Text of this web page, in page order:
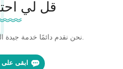
قل لي
نحن نقدم دائمًا خدمة جيدة الجودة وبأسعار تنافسية.
ابقى